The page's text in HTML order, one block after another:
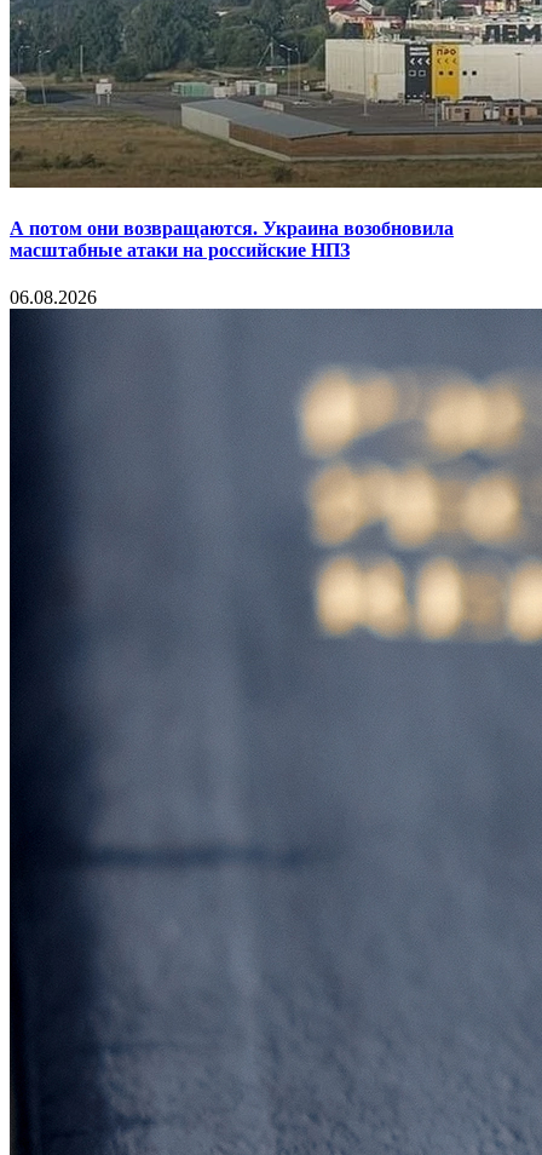
А потом они возвращаются. Украина возобновила
масштабные атаки на российские НПЗ
06.08.2026